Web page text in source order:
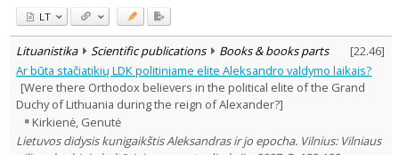
LT
Lituanistika Scientific publications Books & books parts [22.46]
Ar būta stačiatikių LDK politiniame elite Aleksandro valdymo laikais?
[Were there Orthodox believers in the political elite of the Grand
Duchy of Lithuania during the reign of Alexander?]
Kirkienė, Genutė
Lietuvos didysis kunigaikštis Aleksandras ir jo epocha. Vilnius: Vilniaus